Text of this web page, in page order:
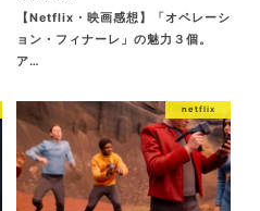
【Netflix・映画感想】「オペレーシ
ョン・フィナーレ」の魅力３個。
ア…
netflix